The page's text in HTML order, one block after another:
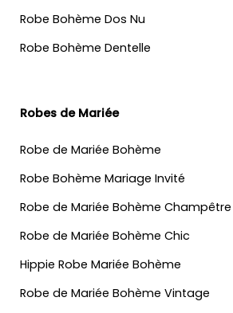
Robe Bohème Dos Nu
Robe Bohème Dentelle
Robes de Mariée
Robe de Mariée Bohème
Robe Bohème Mariage Invité
Robe de Mariée Bohème Champêtre
Robe de Mariée Bohème Chic
Hippie Robe Mariée Bohème
Robe de Mariée Bohème Vintage